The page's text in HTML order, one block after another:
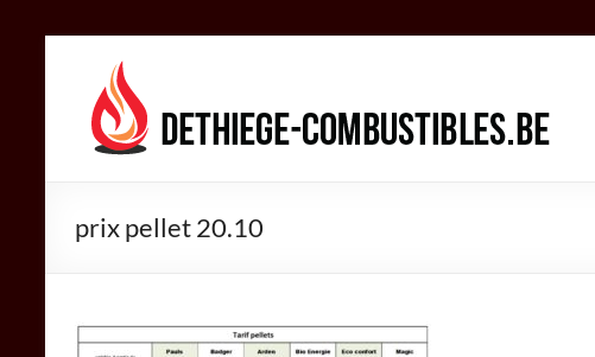
contenuDETHIEGE
COMBUSTIBLES
le
prix pellet 20.10